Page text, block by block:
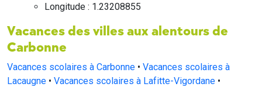
Longitude : 1.23208855
Vacances des villes aux alentours de
Carbonne
Vacances scolaires à Carbonne • Vacances scolaires à
Lacaugne • Vacances scolaires à Lafitte-Vigordane •